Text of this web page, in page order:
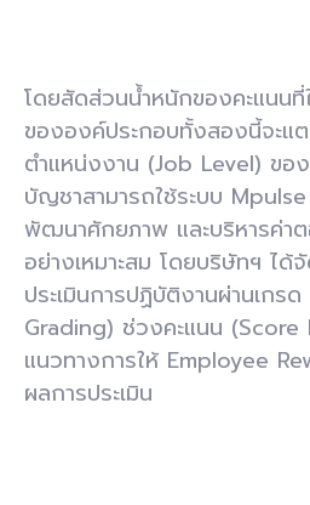
โดยสัดส่วนน้ำหนักของคะแนน
ขององค์ประกอบทั้งสองนี้จะแ
ตำแหน่งงาน (Job Level) ขอ
บัญชาสามารถใช้ระบบ Mpulse
พัฒนาศักยภาพ และบริหารค่า
อย่างเหมาะสม โดยบริษัทฯ ได้
ประเมินการปฏิบัติงานผ่านเกรด
Grading) ช่วงคะแนน (Score
แนวทางการให้ Employee
ผลการประเมิน